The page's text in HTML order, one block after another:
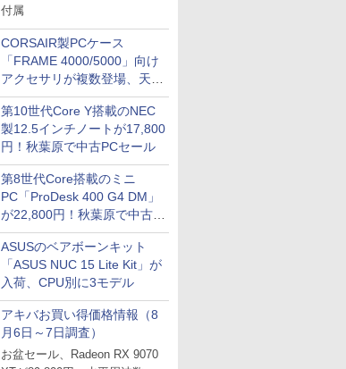
付属
CORSAIR製PCケース
「FRAME 4000/5000」向け
アクセサリが複数登場、天然
木製パネルや背面コネクタ対
応トレイなど
第10世代Core Y搭載のNEC
製12.5インチノートが17,800
円！秋葉原で中古PCセール
第8世代Core搭載のミニ
PC「ProDesk 400 G4 DM」
が22,800円！秋葉原で中古
PCセール
ASUSのベアボーンキット
「ASUS NUC 15 Lite Kit」が
入荷、CPU別に3モデル
アキバお買い得価格情報（8
月6日～7日調査）
お盆セール、Radeon RX 9070